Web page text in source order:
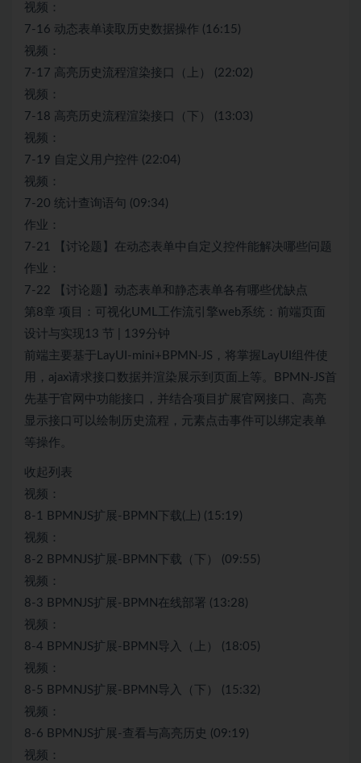
视频：
7-16 动态表单读取历史数据操作 (16:15)
视频：
7-17 高亮历史流程渲染接口（上） (22:02)
视频：
7-18 高亮历史流程渲染接口（下） (13:03)
视频：
7-19 自定义用户控件 (22:04)
视频：
7-20 统计查询语句 (09:34)
作业：
7-21 【讨论题】在动态表单中自定义控件能解决哪些问题
作业：
7-22 【讨论题】动态表单和静态表单各有哪些优缺点
第8章 项目：可视化UML工作流引擎web系统：前端页面
设计与实现13 节 | 139分钟
前端主要基于LayUI-mini+BPMN-JS，将掌握LayUI组件使
用，ajax请求接口数据并渲染展示到页面上等。BPMN-JS首
先基于官网中功能接口，并结合项目扩展官网接口、高亮
显示接口可以绘制历史流程，元素点击事件可以绑定表单
等操作。
收起列表
视频：
8-1 BPMNJS扩展-BPMN下载(上) (15:19)
视频：
8-2 BPMNJS扩展-BPMN下载（下） (09:55)
视频：
8-3 BPMNJS扩展-BPMN在线部署 (13:28)
视频：
8-4 BPMNJS扩展-BPMN导入（上） (18:05)
视频：
8-5 BPMNJS扩展-BPMN导入（下） (15:32)
视频：
8-6 BPMNJS扩展-查看与高亮历史 (09:19)
视频：